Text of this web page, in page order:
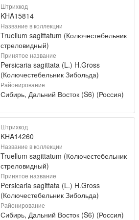
Штрихкод
KHA15814
Название в коллекции
Truellum sagittatum (Колючестебельник
стреловидный)
Принятое название
Persicaria sagittata (L.) H.Gross
(Колючестебельник Зибольда)
Районирование
Сибирь, Дальний Восток (S6) (Россия)
Штрихкод
KHA14260
Название в коллекции
Truellum sagittatum (Колючестебельник
стреловидный)
Принятое название
Persicaria sagittata (L.) H.Gross
(Колючестебельник Зибольда)
Районирование
Сибирь, Дальний Восток (S6) (Россия)